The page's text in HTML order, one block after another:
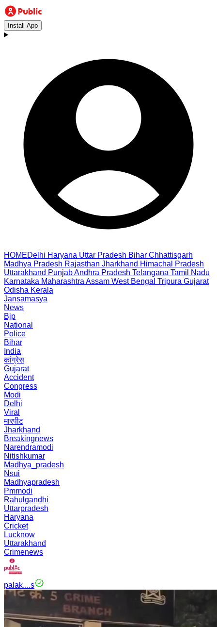
Install App
HOMEDelhi Haryana Uttar Pradesh Bihar Chhattisgarh
Madhya Pradesh Rajasthan Jharkhand Himachal Pradesh
Uttarakhand PunjabAndhra Pradesh Telangana Tamil Nadu
Karnataka Maharashtra Assam West Bengal Tripura Gujarat
Odisha Kerala
Jansamasya
News
Bjp
National
Police
Bihar
India
कांग्रेस
Gujarat
Accident
Congress
Modi
Delhi
Viral
मारपीट
Jharkhand
Breakingnews
Narendramodi
Nitishkumar
Madhya_pradesh
Nsui
Madhyapradesh
Pmmodi
Rahulgandhi
Uttarpradesh
Haryana
Cricket
Lucknow
Uttarakhand
Crimenews
palak....s